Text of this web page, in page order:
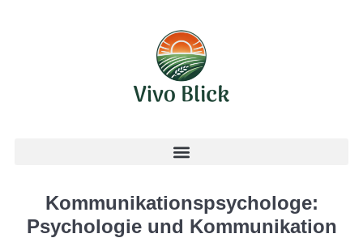
Kommunikationspsychologe:
Psychologie und Kommunikation